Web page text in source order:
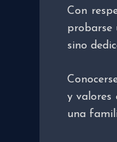
Con
probarse
sino
y valores
una